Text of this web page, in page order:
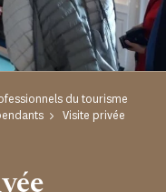
du tourisme
Visite privée